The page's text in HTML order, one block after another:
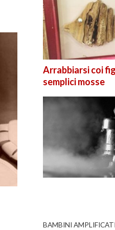
Arrabbiarsi coi
semplici mosse
BAMBINI AMPLIFICATI